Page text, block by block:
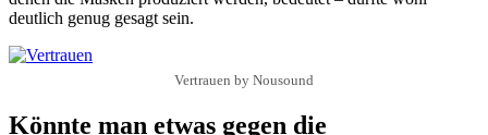
deutlich genug gesagt sein.
Vertrauen by Nousound
Könnte man etwas gegen die